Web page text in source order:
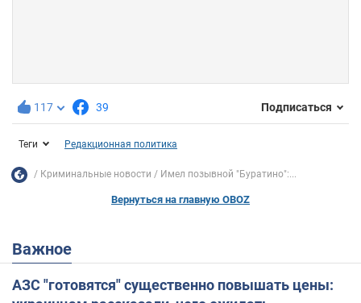
117 39 Подписаться
Теги Редакционная политика
Криминальные новости Имел позывной "Буратино":...
Вернуться на главную OBOZ
Важное
АЗС "готовятся" существенно повышать цены: